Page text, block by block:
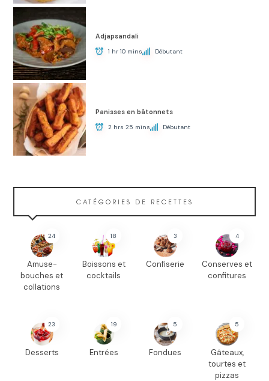
Adjapsandali
1 hr 10 mins Débutant
Panisses en bâtonnets
2 hrs 25 mins Débutant
CATÉGORIES DE RECETTES
24
Amuse-
bouches et
collations
18
Boissons et
cocktails
3
Confiserie
4
Conserves et
confitures
23
Desserts
19
Entrées
5
Fondues
5
Gâteaux,
tourtes et
pizzas